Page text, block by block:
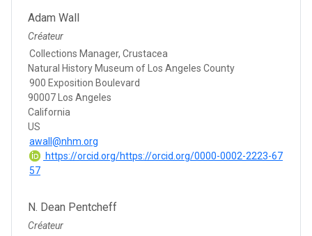
Adam Wall
Créateur
Collections Manager, Crustacea
Natural History Museum of Los Angeles County
900 Exposition Boulevard
90007 Los Angeles
California
US
awall@nhm.org
https://orcid.org/https://orcid.org/0000-0002-2223-67
57
N. Dean Pentcheff
Créateur